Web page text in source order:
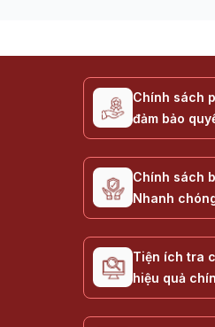
Chính sách
đảm bảo
Chính sách
Nhanh
Tiện ích tra
hiệu quả